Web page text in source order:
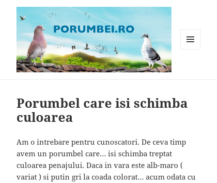
Porumbel care isi schimba
culoarea
Am o intrebare pentru cunoscatori. De ceva timp
avem un porumbel care… isi schimba treptat
culoarea penajului. Daca in vara este alb-maro (
variat ) si putin gri la coada colorat… acum odata cu